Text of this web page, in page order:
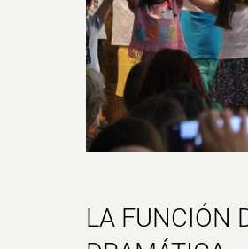
LA FUNCIÓN